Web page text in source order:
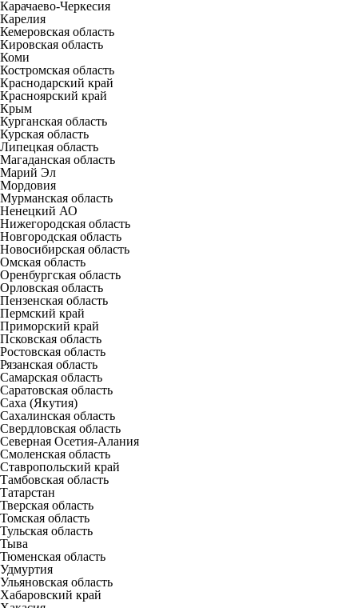
Карачаево-Черкесия
Карелия
Кемеровская область
Кировская область
Коми
Костромская область
Краснодарский край
Красноярский край
Крым
Курганская область
Курская область
Липецкая область
Магаданская область
Марий Эл
Мордовия
Мурманская область
Ненецкий АО
Нижегородская область
Новгородская область
Новосибирская область
Омская область
Оренбургская область
Орловская область
Пензенская область
Пермский край
Приморский край
Псковская область
Ростовская область
Рязанская область
Самарская область
Саратовская область
Саха (Якутия)
Сахалинская область
Свердловская область
Северная Осетия-Алания
Смоленская область
Ставропольский край
Тамбовская область
Татарстан
Тверская область
Томская область
Тульская область
Тыва
Тюменская область
Удмуртия
Ульяновская область
Хабаровский край